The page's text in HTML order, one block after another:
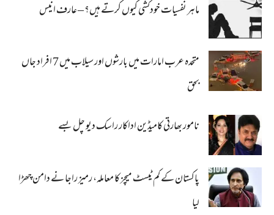
ماہر نفسیات خودکشی کیوں کرتے ہیں؟ – عارف انیس
متحدہ عرب امارات میں بارشوں اور سیلاب میں 7 افراد جاں
بحق
نامور بھارتی کامیڈین اداکار راسک دیو چل بسے
پاکستان کے کم ٹیسٹ میچز کا معاملہ، رمیز راجا نے دامن چھڑا
لیا